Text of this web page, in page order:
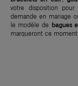
votre disposition
demande en mariage
le modèle de bagues
marqueront ce moment